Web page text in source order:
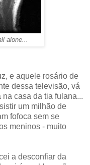
alone...
e aquele rosário de
dessa televisão, vá
casa da tia fulana...
um milhão de
fofoca sem se
meninos - muito
a desconfiar da